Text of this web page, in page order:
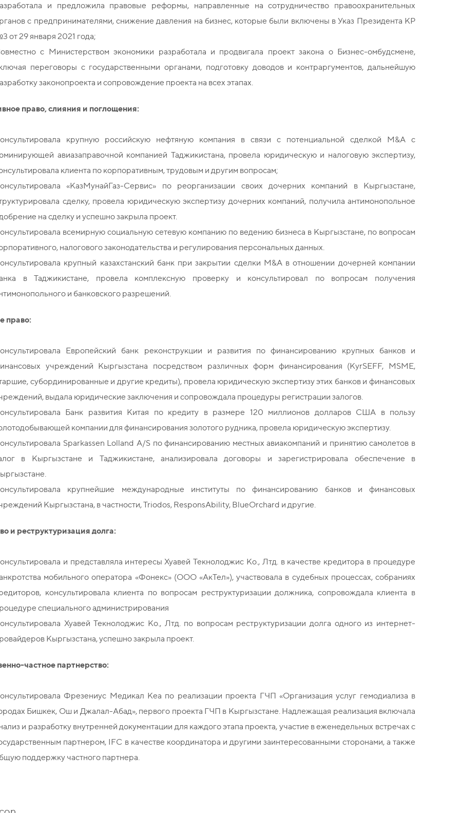
и предложила правовые реформы, направленные на сотрудничество правоохранительных
с предпринимателями, снижение давления на бизнес, которые были включены в Указ Президента КР
от 29 января 2021 года;
с Министерством экономики разработала и продвигала проект закона о Бизнес-омбудсмене,
переговоры с государственными органами, подготовку доводов и контраргументов, дальнейшую
законопроекта и сопровождение проекта на всех этапах.
право, слияния и поглощения:
крупную российскую нефтяную компания в связи с потенциальной сделкой M&A с
авиазаправочной компанией Таджикистана, провела юридическую и налоговую экспертизу,
клиента по корпоративным, трудовым и другим вопросам;
«КазМунайГаз-Сервис» по реорганизации своих дочерних компаний в Кыргызстане,
сделку, провела юридическую экспертизу дочерних компаний, получила антимонопольное
на сделку и успешно закрыла проект.
всемирную социальную сетевую компанию по ведению бизнеса в Кыргызстане, по вопросам
налогового законодательства и регулирования персональных данных.
крупный казахстанский банк при закрытии сделки M&A в отношении дочерней компании
в Таджикистане, провела комплексную проверку и консультировал по вопросам получения
и банковского разрешений.
право:
Европейский банк реконструкции и развития по финансированию крупных банков и
учреждений Кыргызстана посредством различных форм финансирования (KyrSEFF, MSME,
субординированные и другие кредиты), провела юридическую экспертизу этих банков и финансовых
выдала юридические заключения и сопровождала процедуры регистрации залогов.
Банк развития Китая по кредиту в размере 120 миллионов долларов США в пользу
компании для финансирования золотого рудника, провела юридическую экспертизу.
Sparkassen Lolland A/S по финансированию местных авиакомпаний и принятию самолетов в
в Кыргызстане и Таджикистане, анализировала договоры и зарегистрировала обеспечение в
крупнейшие международные институты по финансированию банков и финансовых
Кыргызстана, в частности, Triodos, ResponsAbility, BlueOrchard и другие.
и реструктуризация долга:
и представляла интересы Хуавей Текнолоджис Ко., Лтд. в качестве кредитора в процедуре
мобильного оператора «Фонекс» (ООО «АкТел»), участвовала в судебных процессах, собраниях
консультировала клиента по вопросам реструктуризации должника, сопровождала клиента в
специального администрирования
Хуавей Текнолоджис Ко., Лтд. по вопросам реструктуризации долга одного из интернет-
Кыргызстана, успешно закрыла проект.
частное партнерство:
Фрезениус Медикал Кеа по реализации проекта ГЧП «Организация услуг гемодиализа в
Бишкек, Ош и Джалал-Абад», первого проекта ГЧП в Кыргызстане. Надлежащая реализация включала
и разработку внутренней документации для каждого этапа проекта, участие в еженедельных встречах с
партнером, IFC в качестве координатора и другими заинтересованными сторонами, а также
поддержку частного партнера.